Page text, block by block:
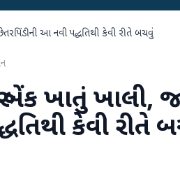
આ નવી પદ્ધતિથી કેવી રીતે બચવું
ખાતું ખાલી,
કેવી રીતે